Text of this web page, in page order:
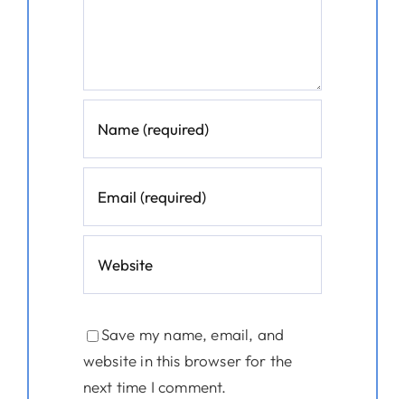
Save my name, email, and
website in this browser for the
next time I comment.